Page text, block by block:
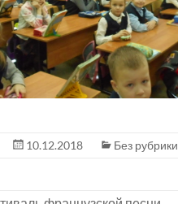
10.12.2018 Без рубрики